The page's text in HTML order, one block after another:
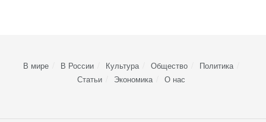
В мире В России Культура Общество
Политика
Статьи
Экономика О нас